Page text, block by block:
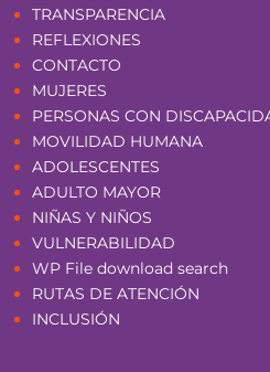
TRANSPARENCIA
REFLEXIONES
CONTACTO
MUJERES
PERSONAS CON
MOVILIDAD HUMANA
ADOLESCENTES
ADULTO MAYOR
NIÑAS Y NIÑOS
VULNERABILIDAD
WP File download search
RUTAS DE ATENCIÓN
INCLUSIÓN